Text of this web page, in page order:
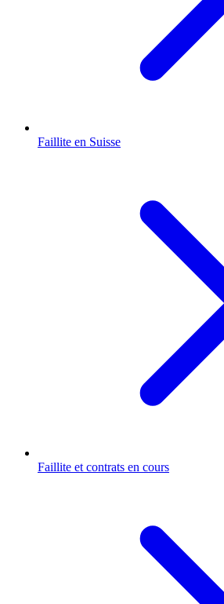
Faillite en Suisse
Faillite et contrats en cours